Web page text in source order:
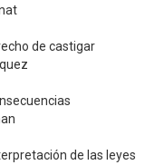
de castigar
de las leyes